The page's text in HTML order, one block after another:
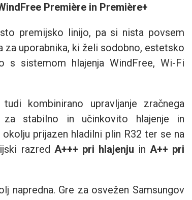
Première in Première+
premijsko linijo, pa si nista povsem
za uporabnika, ki želi sodobno, estetsko
s sistemom hlajenja WindFree, Wi-Fi
kombinirano upravljanje zračnega
za stabilno in učinkovito hlajenje in
prijazen hladilni plin R32 ter se na
razred A+++ pri hlajenju in A++ pri
napredna. Gre za osvežen Samsungov